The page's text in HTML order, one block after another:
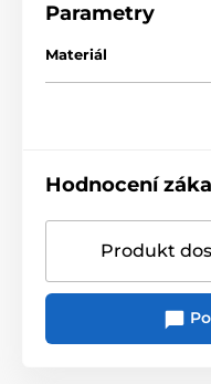
Parametry
Materiál
Hodnocení
Produkt